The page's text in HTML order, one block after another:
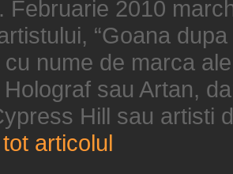
Februarie 2010
“Goana
nume de marca
sau Artan,
Hill sau artisti
articolul